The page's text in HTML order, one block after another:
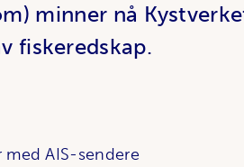
minner nå
fiskeredskap.
med AIS-sendere